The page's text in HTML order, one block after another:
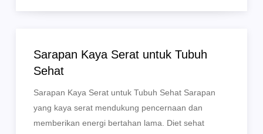
Sarapan Kaya Serat untuk Tubuh
Sehat
Sarapan Kaya Serat untuk Tubuh Sehat Sarapan
yang kaya serat mendukung pencernaan dan
memberikan energi bertahan lama. Diet sehat